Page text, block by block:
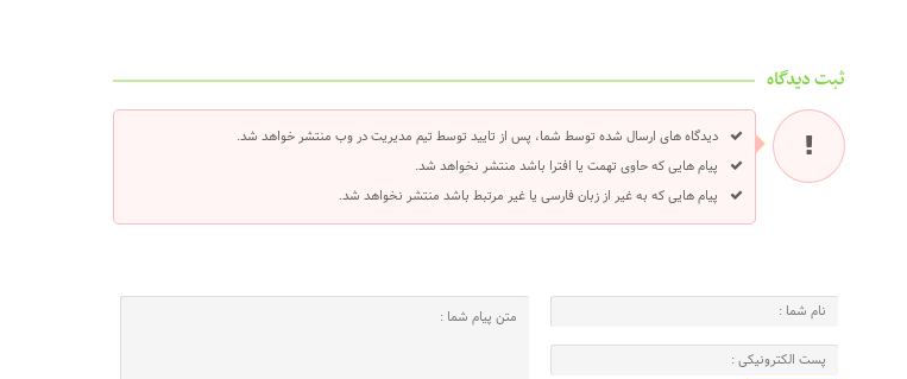
ثبت دیدگاه
دیدگاه های ارسال شده توسط شما، پس از تایید توسط تیم مدیریت در وب منتشر خواهد شد.
پیام هایی که حاوی تهمت یا افترا باشد منتشر نخواهد شد.
پیام هایی که به غیر از زبان فارسی یا غیر مرتبط باشد منتشر نخواهد شد.